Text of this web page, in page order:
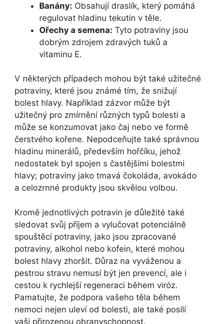
Banány: Obsahují draslík, který pomáhá
regulovat hladinu tekutin v těle.
Ořechy a semena: Tyto potraviny jsou
dobrým zdrojem zdravých tuků a
vitaminu E.
V některých případech mohou být také užitečné
potraviny, které jsou známé tím, že snižují
bolest hlavy. Například zázvor může být
užitečný pro zmírnění různých typů bolesti a
může se konzumovat jako čaj nebo ve formě
čerstvého kořene. Nepodceňujte také správnou
hladinu minerálů, především hořčíku, jehož
nedostatek byl spojen s častějšími bolestmi
hlavy; potraviny jako tmavá čokoláda, avokádo
a celozrnné produkty jsou skvělou volbou.
Kromě jednotlivých potravin je důležité také
sledovat svůj příjem a vylučovat potenciálně
spouštěcí potraviny, jako jsou zpracované
potraviny, alkohol nebo kofein, které mohou
bolest hlavy zhoršit. Důraz na vyváženou a
pestrou stravu nemusí být jen prevencí, ale i
cestou k rychlejší regeneraci během viróz.
Pamatujte, že podpora vašeho těla během
nemoci nejen uleví od bolesti, ale také posílí
vaši přirozenou obranyschopnost.